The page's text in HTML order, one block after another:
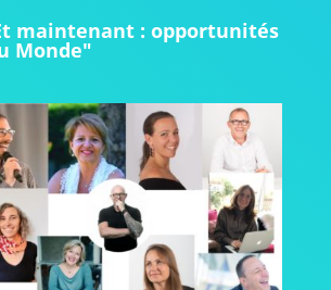
maintenant : opportunités
Monde"